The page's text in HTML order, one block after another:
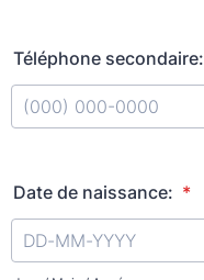
Téléphone secondaire:
Date de naissance: *